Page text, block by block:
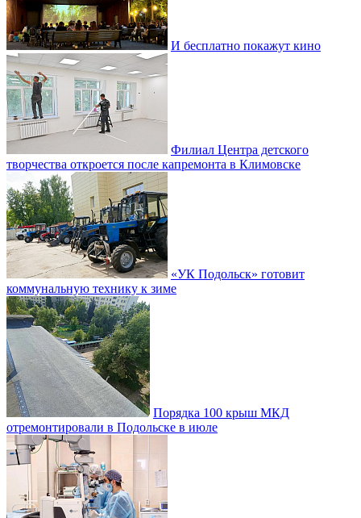
И бесплатно покажут кино
Филиал Центра детского
творчества откроется после капремонта в Климовске
«УК Подольск» готовит
коммунальную технику к зиме
Порядка 100 крыш МКД
отремонтировали в Подольске в июле